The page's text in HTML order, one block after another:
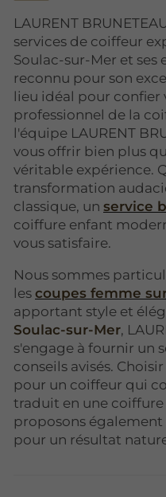
LAURENT
services de coiffeur
Soulac-sur-Mer et ses
reconnu pour son
lieu idéal pour
professionnel de la
l'équipe LAURENT
vous offrir bien plus
véritable expérience.
transformation
classique, un service
coiffure enfant
vous satisfaire.
Nous sommes
les coupes femme
apportant style et
Soulac-sur-Mer,
s'engage à fournir un
conseils avisés.
pour un coiffeur qui
traduit en une coiffure
proposons
pour un résultat